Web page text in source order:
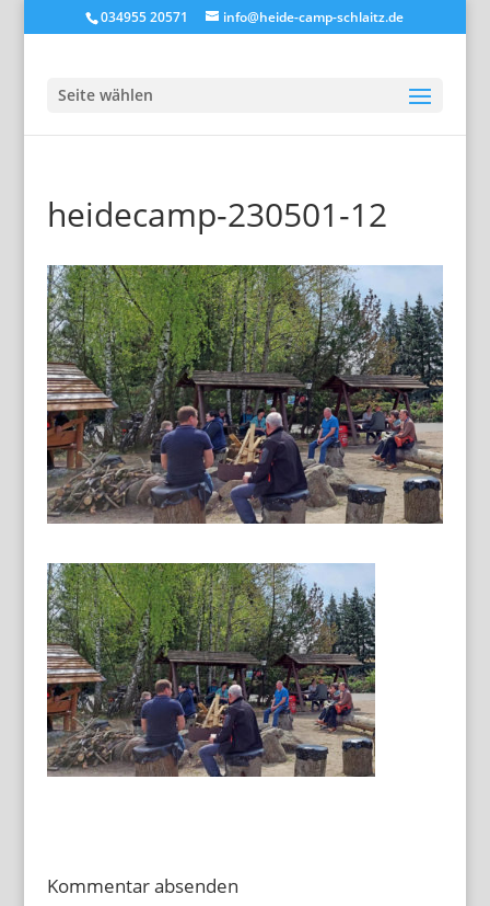
034955 20571 info@heide-camp-schlaitz.de
Seite wählen
heidecamp-230501-12
Kommentar absenden